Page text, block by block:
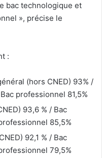
bac technologique et
», précise le
:
(hors CNED) 93% /
professionnel 81,5%
93,6 % / Bac
85,5%
92,1 % / Bac
79,5%